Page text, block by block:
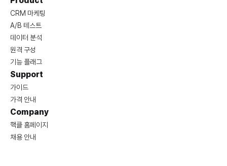
CRM 마케팅
A/B 테스트
데이터 분석
원격 구성
기능 플래그
Support
가이드
가격 안내
Company
핵클 홈페이지
채용 안내